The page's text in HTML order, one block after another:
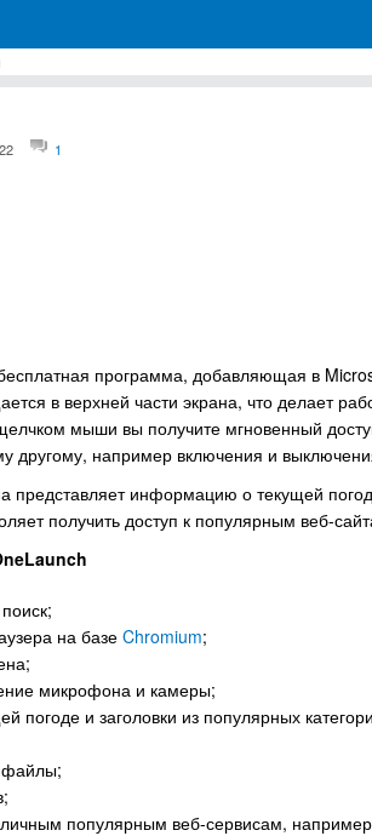
1
программа, добавляющая в
в верхней части экрана, что делает
мыши вы получите мгновенный
другому, например включения и
представляет информацию о текущей
получить доступ к популярным веб-
на базеChromium;
микрофона и камеры;
погоде и заголовки из популярных
файлы;
популярным веб-сервисам,